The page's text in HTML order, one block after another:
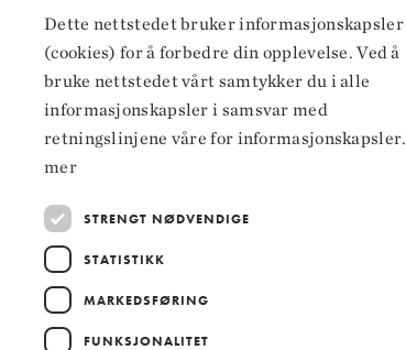
Personvern og
informasjonskapsler
Innstillinger for
informasjonskapsler
ENGLISH
Dette nettstedet bruker informasjonskapsler
(cookies) for å forbedre din opplevelse. Ved å
bruke nettstedet vårt samtykker du i alle
informasjonskapsler i samsvar med
retningslinjene våre for informasjonskapsler.
mer
STRENGT NØDVENDIGE
STATISTIKK
MARKEDSFØRING
FUNKSJONALITET